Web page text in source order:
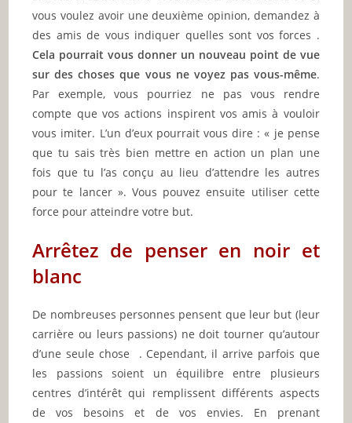
vous voulez avoir une deuxième opinion, demandez à
des amis de vous indiquer quelles sont vos forces .
Cela pourrait vous donner un nouveau point de vue
sur des choses que vous ne voyez pas vous-même.
Par exemple, vous pourriez ne pas vous rendre
compte que vos actions inspirent vos amis à vouloir
vous imiter. L’un d’eux pourrait vous dire : « je pense
que tu sais très bien mettre en action un plan une
fois que tu l’as conçu au lieu d’attendre les autres
pour te lancer ». Vous pouvez ensuite utiliser cette
force pour atteindre votre but.
Arrêtez de penser en noir et
blanc
De nombreuses personnes pensent que leur but (leur
carrière ou leurs passions) ne doit tourner qu’autour
d’une seule chose . Cependant, il arrive parfois que
les passions soient un équilibre entre plusieurs
centres d’intérêt qui remplissent différents aspects
de vos besoins et de vos envies. En prenant